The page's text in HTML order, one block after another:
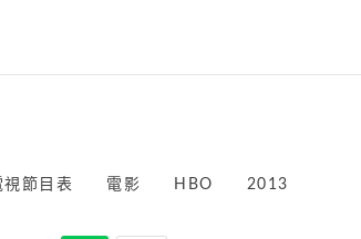
視節目表 電影 HBO 2013